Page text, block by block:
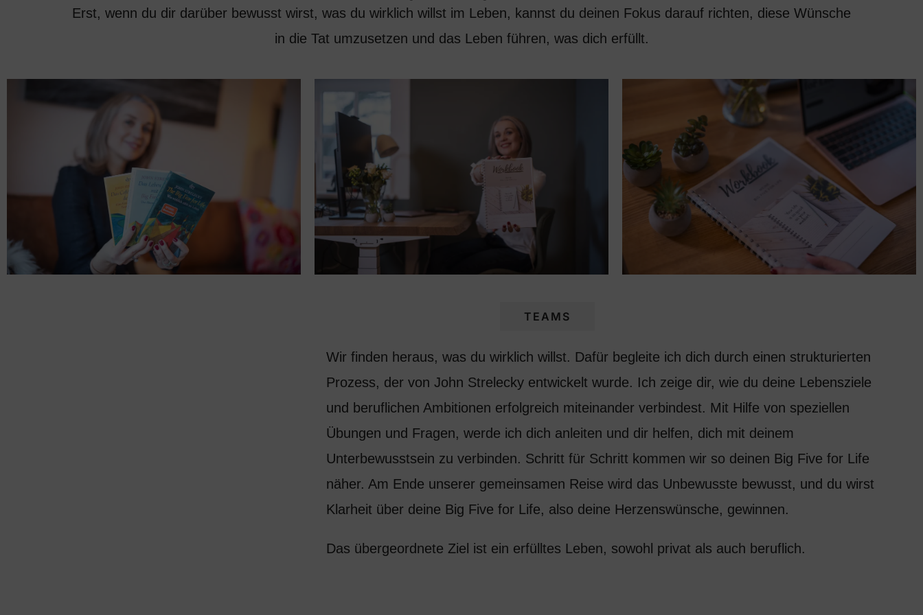
Erst, wenn du dir darüber bewusst wirst, was du wirklich willst im Leben, kannst du deinen Fokus darauf richten, diese Wünsche
in die Tat umzusetzen und das Leben führen, was dich erfüllt.
TEAMS
Wir finden heraus, was du wirklich willst. Dafür begleite ich dich durch einen strukturierten
Prozess, der von John Strelecky entwickelt wurde. Ich zeige dir, wie du deine Lebensziele
und beruflichen Ambitionen erfolgreich miteinander verbindest. Mit Hilfe von speziellen
Übungen und Fragen, werde ich dich anleiten und dir helfen, dich mit deinem
Unterbewusstsein zu verbinden. Schritt für Schritt kommen wir so deinen Big Five for Life
näher. Am Ende unserer gemeinsamen Reise wird das Unbewusste bewusst, und du wirst
Klarheit über deine Big Five for Life, also deine Herzenswünsche, gewinnen.
Das übergeordnete Ziel ist ein erfülltes Leben, sowohl privat als auch beruflich.